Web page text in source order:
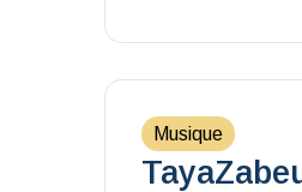
Musique